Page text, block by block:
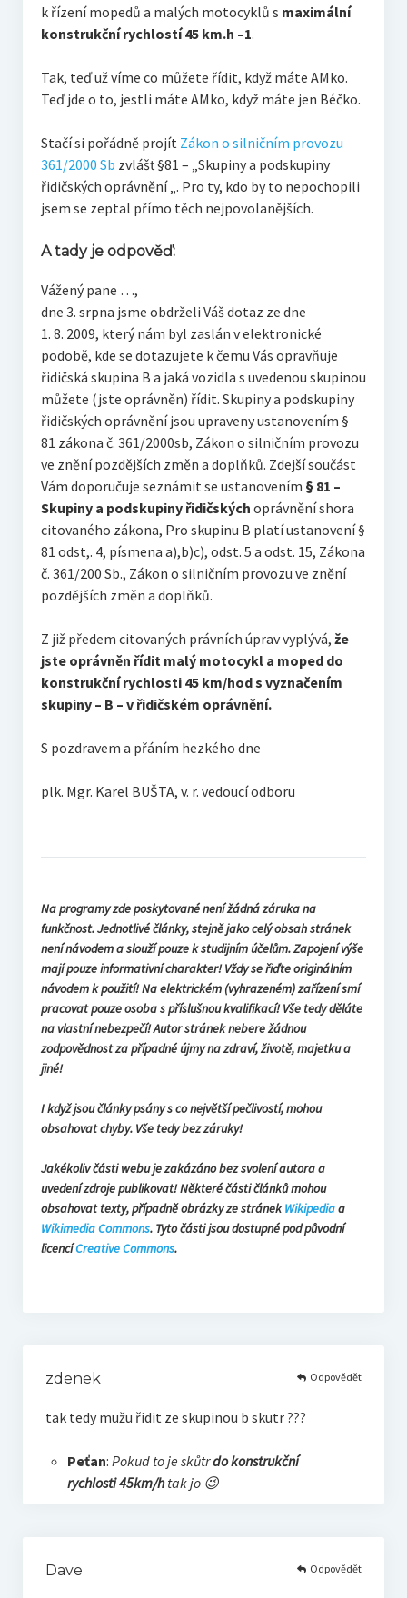
k řízení mopedů a malých motocyklů s maximální
konstrukční rychlostí 45 km.h –1.
Tak, teď už víme co můžete řídit, když máte AMko.
Teď jde o to, jestli máte AMko, když máte jen Béčko.
Stačí si pořádně projít Zákon o silničním provozu
361/2000 Sb zvlášť §81 – „Skupiny a podskupiny
řidičských oprávnění „. Pro ty, kdo by to nepochopili
jsem se zeptal přímo těch nejpovolanějších.
A tady je odpověď:
Vážený pane …,
dne 3. srpna jsme obdrželi Váš dotaz ze dne
1. 8. 2009, který nám byl zaslán v elektronické
podobě, kde se dotazujete k čemu Vás opravňuje
řidičská skupina B a jaká vozidla s uvedenou skupinou
můžete (jste oprávněn) řídit. Skupiny a podskupiny
řidičských oprávnění jsou upraveny ustanovením §
81 zákona č. 361/2000sb, Zákon o silničním provozu
ve znění pozdějších změn a doplňků. Zdejší součást
Vám doporučuje seznámit se ustanovením § 81 –
Skupiny a podskupiny řidičských oprávnění shora
citovaného zákona, Pro skupinu B platí ustanovení §
81 odst,. 4, písmena a),b)c), odst. 5 a odst. 15, Zákona
č. 361/200 Sb., Zákon o silničním provozu ve znění
pozdějších změn a doplňků.
Z již předem citovaných právních úprav vyplývá, že
jste oprávněn řídit malý motocykl a moped do
konstrukční rychlosti 45 km/hod s vyznačením
skupiny – B – v řidičském oprávnění.
S pozdravem a přáním hezkého dne
plk. Mgr. Karel BUŠTA, v. r. vedoucí odboru
Na programy zde poskytované není žádná záruka na
funkčnost. Jednotlivé články, stejně jako celý obsah stránek
není návodem a slouží pouze k studijním účelům. Zapojení výše
mají pouze informativní charakter! Vždy se řiďte originálním
návodem k použití! Na elektrickém (vyhrazeném) zařízení smí
pracovat pouze osoba s příslušnou kvalifikací! Vše tedy děláte
na vlastní nebezpečí! Autor stránek nebere žádnou
zodpovědnost za případné újmy na zdraví, životě, majetku a
jiné!
I když jsou články psány s co největší pečlivostí, mohou
obsahovat chyby. Vše tedy bez záruky!
Jakékoliv části webu je zakázáno bez svolení autora a
uvedení zdroje publikovat! Některé části článků mohou
obsahovat texty, případně obrázky ze stránekWikipediaa
Wikimedia Commons. Tyto části jsou dostupné pod původní
licencíCreative Commons.
zdenek
tak tedy mužu řidit ze skupinou b skutr ???
Peťan: Pokud to je skůtrdo konstrukční
rychlosti 45km/htak jo 😉
Odpovědět
Dave Odpovědět